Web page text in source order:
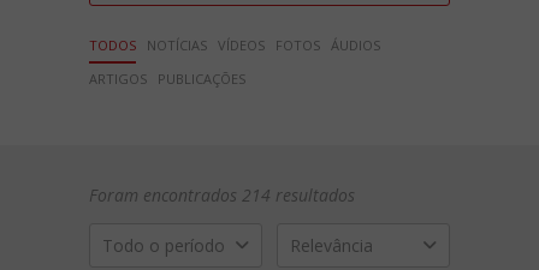
TODOS NOTÍCIAS VÍDEOS FOTOS ÁUDIOS
ARTIGOS
PUBLICAÇÕES
Foram encontrados 214 resultados
Todo o período Relevância